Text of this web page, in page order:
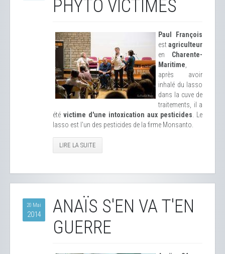
PHYTO VICTIMES
Paul François
est agriculteur
en Charente-
Maritime
après avoir
inhalé du lasso
dans la cuve de
traitements, il a
été victime d'une intoxication aux pesticides . Le
lasso est l'un des pesticides de la firme Monsanto.
LIRE LA SUITE
20 Mai
2014
ANAÏS S'EN VA T'EN
GUERRE